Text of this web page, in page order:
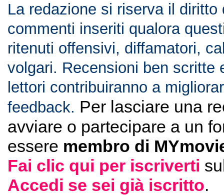
La redazione si riserva il diritto
commenti inseriti qualora
ritenuti offensivi, diffamatori,
volgari. Recensioni ben scritte
lettori contribuiranno a
feedback. Per lasciare una
avviare o partecipare a un
essere membro di
Fai clic qui per iscriverti
Accedi se sei già iscritto.